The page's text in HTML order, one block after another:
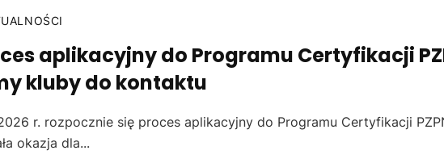
aplikacyjny do Programu Certyfikacji
kluby do kontaktu
r. rozpocznie się proces aplikacyjny do Programu Certyfikacji
okazja dla...